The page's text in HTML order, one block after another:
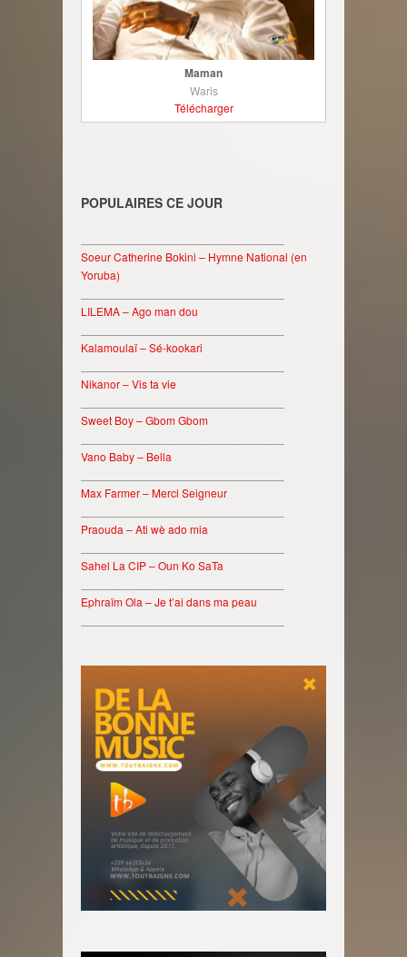
Maman
Waris
Télécharger
POPULAIRES CE JOUR
Soeur Catherine Bokini – Hymne National (en
Yoruba)
LILEMA – Ago man dou
Kalamoulaï – Sé-kookari
Nikanor – Vis ta vie
Sweet Boy – Gbom Gbom
Vano Baby – Bella
Max Farmer – Merci Seigneur
Praouda – Ati wè ado mia
Sahel La CIP – Oun Ko SaTa
Ephraïm Ola – Je t’ai dans ma peau